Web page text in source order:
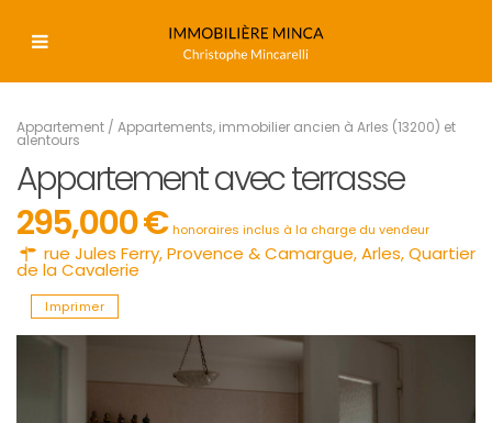
Appartement / Appartements, immobilier ancien à Arles (13200) et
alentours
Appartement avec terrasse
295,000 €honoraires inclus à la charge du vendeur
rue Jules Ferry,Provence & Camargue,Arles,Quartier
de la Cavalerie
Imprimer